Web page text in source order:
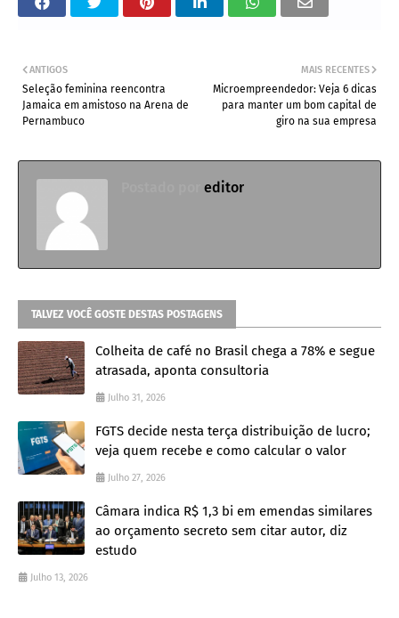
MAIS RECENTES
Microempreendedor: Veja 6 dicas
para manter um bom capital de
giro na sua empresa
ANTIGOS
Seleção feminina reencontra
Jamaica em amistoso na Arena de
Pernambuco
editor
TALVEZ VOCÊ GOSTE DESTAS POSTAGENS
Colheita de café no Brasil chega a 78% e segue
atrasada, aponta consultoria
Julho 31, 2026
FGTS decide nesta terça distribuição de lucro;
veja quem recebe e como calcular o valor
Julho 27, 2026
Câmara indica R$ 1,3 bi em emendas similares
ao orçamento secreto sem citar autor, diz
estudo
Julho 13, 2026